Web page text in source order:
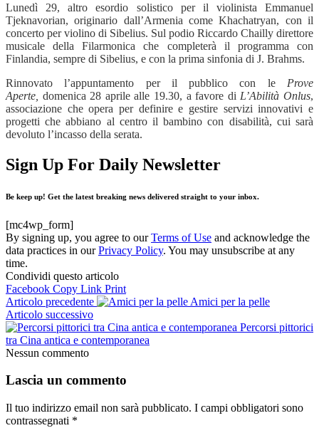
Lunedì 29, altro esordio solistico per il violinista Emmanuel
Tjeknavorian, originario dall’Armenia come Khachatryan, con il
concerto per violino di Sibelius. Sul podio Riccardo Chailly direttore
musicale della Filarmonica che completerà il programma con
Finlandia, sempre di Sibelius, e con la prima sinfonia di J. Brahms.
Rinnovato l’appuntamento per il pubblico con le Prove
Aperte, domenica 28 aprile alle 19.30, a favore di L’Abilità Onlus,
associazione che opera per definire e gestire servizi innovativi e
progetti che abbiano al centro il bambino con disabilità, cui sarà
devoluto l’incasso della serata.
Sign Up For Daily Newsletter
Be keep up! Get the latest breaking news delivered straight to your inbox.
[mc4wp_form]
By signing up, you agree to ourTerms of Use and acknowledge the
data practices in ourPrivacy Policy. You may unsubscribe at any
time.
Condividi questo articolo
Facebook Copy Link Print
Articolo precedente
Amici per la pelle
Articolo successivo
Percorsi pittorici
tra Cina antica e contemporanea
Nessun commento
Lascia un commento
Il tuo indirizzo email non sarà pubblicato. I campi obbligatori sono
contrassegnati *